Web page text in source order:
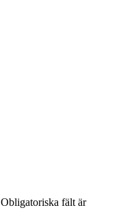
Obligatoriska fält är